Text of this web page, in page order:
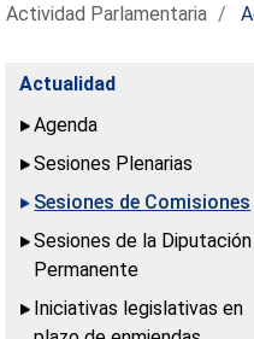
Actividad Parlamentaria
Actualidad
Agenda
Sesiones Plenarias
Sesiones de Comisiones
Sesiones de la Diputación
Permanente
Iniciativas legislativas en